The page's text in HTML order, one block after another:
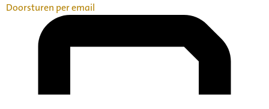
Doorsturen per email